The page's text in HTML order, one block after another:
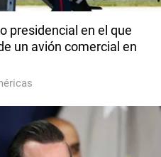
presidencial en el que
un avión comercial en